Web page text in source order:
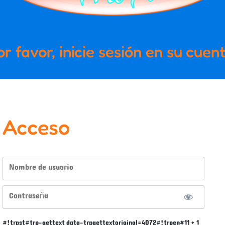
favor, inicie sesión en su
Acceso
Nombre de usuario
Contraseña